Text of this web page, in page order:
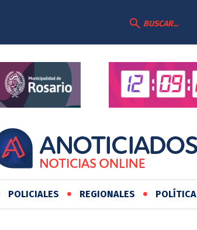
BUSCAR...
POLICIALES REGIONALES POLÍTICA